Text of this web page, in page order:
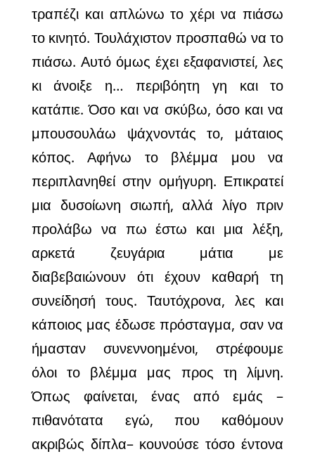
τραπέζι και απλώνω το χέρι να πιάσω
το κινητό. Τουλάχιστον προσπαθώ να το
πιάσω. Αυτό όμως έχει εξαφανιστεί, λες
κι άνοιξε η… περιβόητη γη και το
κατάπιε. Όσο και να σκύβω, όσο και να
μπουσουλάω ψάχνοντάς το, μάταιος
κόπος. Αφήνω το βλέμμα μου να
περιπλανηθεί στην ομήγυρη. Επικρατεί
μια δυσοίωνη σιωπή, αλλά λίγο πριν
προλάβω να πω έστω και μια λέξη,
αρκετά ζευγάρια μάτια με
διαβεβαιώνουν ότι έχουν καθαρή τη
συνείδησή τους. Ταυτόχρονα, λες και
κάποιος μας έδωσε πρόσταγμα, σαν να
ήμασταν συνεννοημένοι, στρέφουμε
όλοι το βλέμμα μας προς τη λίμνη.
Όπως φαίνεται, ένας από εμάς –
πιθανότατα εγώ, που καθόμουν
ακριβώς δίπλα– κουνούσε τόσο έντονα